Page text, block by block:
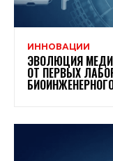
ИННОВАЦИИ
ЭВОЛЮЦИЯ
ОТ ПЕРВЫХ